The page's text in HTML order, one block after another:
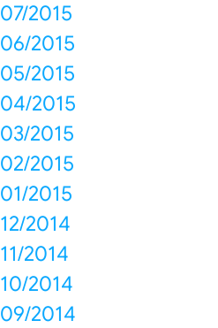
07/2015
06/2015
05/2015
04/2015
03/2015
02/2015
01/2015
12/2014
11/2014
10/2014
09/2014